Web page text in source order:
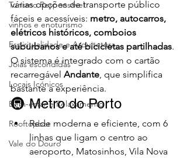
Turismo Responsável
vinhos e enoturismo
Espiritualidade e Arquitetura
Joias escondidas
Locais Icónicos
Bem-estar e Relaxamento
Rooftopbar
Vale do Douro
várias opções de transporte público
fáceis e acessíveis: metro, autocarros,
elétricos históricos, comboios
suburbanos e até bicicletas partilhadas.
O sistema é integrado com o cartão
recarregável Andante, que simplifica
bastante a experiência.
🚇 Metro do Porto
Rede moderna e eficiente, com 6
linhas que ligam o centro ao
aeroporto, Matosinhos, Vila Nova